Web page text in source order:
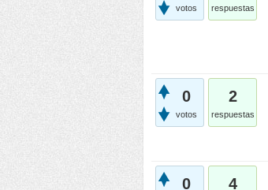
votos respuestas
0
votos
2
respuestas
0 4